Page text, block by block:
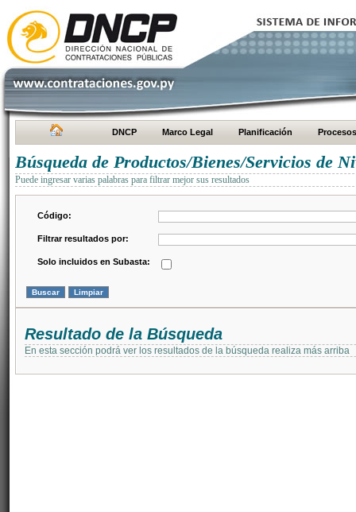
DNCP Marco Legal Planificación Procesos
Búsqueda de Productos/Bienes/Servicios de
Puede ingresar varias palabras para filtrar mejor sus resultados
Código:
Filtrar resultados por:
Solo incluidos en Subasta:
Resultado de la Búsqueda
En esta sección podrá ver los resultados de la búsqueda realiza más arriba